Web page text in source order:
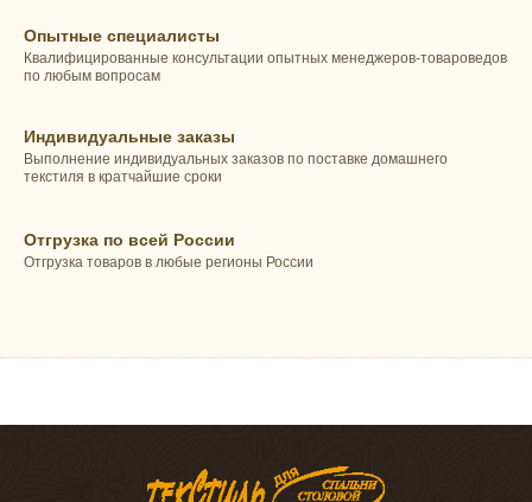
Опытные специалисты
Квалифицированные консультации опытных менеджеров-товароведов
по любым вопросам
Индивидуальные заказы
Выполнение индивидуальных заказов по поставке домашнего
текстиля в кратчайшие сроки
Отгрузка по всей России
Отгрузка товаров в любые регионы России